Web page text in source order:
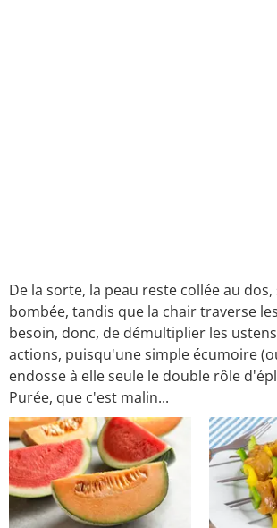
De la sorte, la peau reste collée au
bombée, tandis que la chair traverse
besoin, donc, de démultiplier les
actions, puisqu'une simple écumoire
endosse à elle seule le double rôle
Purée, que c'est malin...